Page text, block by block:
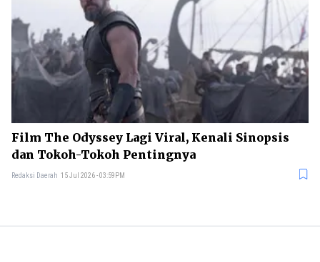
Film The Odyssey Lagi Viral, Kenali Sinopsis
dan Tokoh-Tokoh Pentingnya
Redaksi Daerah 15 Jul 2026 - 03:59PM